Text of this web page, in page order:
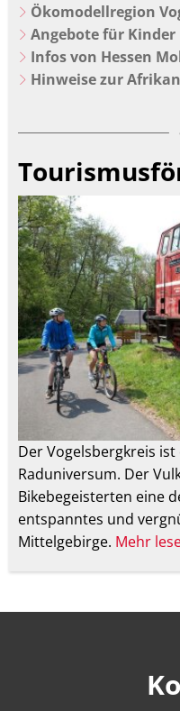
Ökomodellregion
Angebote für Kinder
Infos von Hessen
Hinweise zur
Der Vogelsbergkreis
Raduniversum. Der
Bikebegeisterten eine
entspanntes und
Mittelgebirge. Mehr